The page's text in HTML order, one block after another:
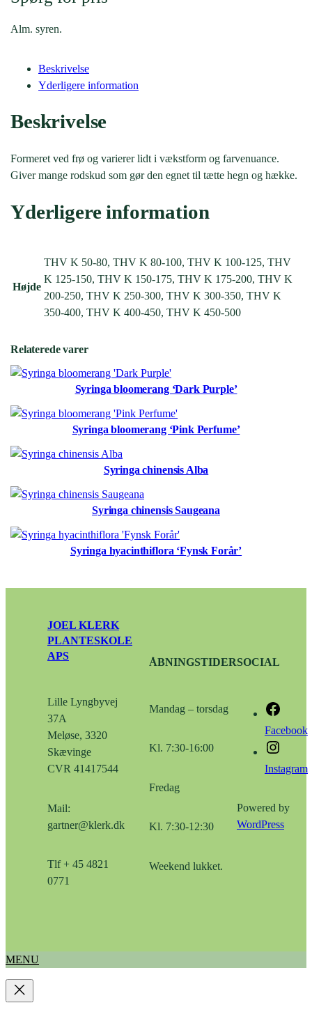
Alm. syren.
Beskrivelse
Yderligere information
Beskrivelse
Formeret ved frø og varierer lidt i vækstform og farvenuance.
Giver mange rodskud som gør den egnet til tætte hegn og hække.
Yderligere information
Højde
THV K 50-80, THV K 80-100, THV K 100-125, THV
K 125-150, THV K 150-175, THV K 175-200, THV K
200-250, THV K 250-300, THV K 300-350, THV K
350-400, THV K 400-450, THV K 450-500
Relaterede varer
Syringa bloomerang ‘Dark Purple’
Syringa bloomerang ‘Pink Perfume’
Syringa chinensis Alba
Syringa chinensis Saugeana
Syringa hyacinthiflora ‘Fynsk Forår’
JOEL KLERK
PLANTESKOLE
APS
Lille Lyngbyvej
37A
Meløse, 3320
Skævinge
CVR 41417544
Mail:
gartner@klerk.dk
Tlf + 45 4821
0771
ÅBNINGSTIDER
Mandag – torsdag
Kl. 7:30-16:00
Fredag
Kl. 7:30-12:30
Weekend lukket.
SOCIAL
Facebook
Instagram
Powered by
WordPress
MENU